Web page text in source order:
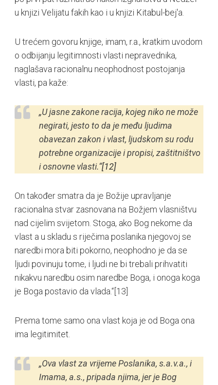
u knjizi Velijatu fakih kao i u knjizi Kitabul-bej'a.
U trećem govoru knjige, imam, r.a., kratkim uvodom
o odbijanju legitimnosti vlasti nepravednika,
naglašava racionalnu neophodnost postojanja
vlasti, pa kaže:
„U jasne zakone racija, kojeg niko ne može
negirati, jesto to da je među ljudima
obavezan zakon i vlast, ljudskom su rodu
potrebne organizacije i propisi, zaštitništvo
i osnovne vlasti.“[12]
On također smatra da je Božije upravljanje
racionalna stvar zasnovana na Božjem vlasništvu
nad cijelim svijetom. Stoga, ako Bog nekome da
vlast a u skladu s riječima poslanika njegovoj se
naredbi mora biti pokorno, neophodno je da se
ljudi povinuju tome, i ljudi ne bi trebali prihvatiti
nikakvu naredbu osim naredbe Boga, i onoga koga
je Boga postavio da vlada.“ [13]
Prema tome samo ona vlast koja je od Boga ona
ima legitimitet.
„Ova vlast za vrijeme Poslanika, s.a.v.a., i
Imama, a.s., pripada njima, jer je Bog